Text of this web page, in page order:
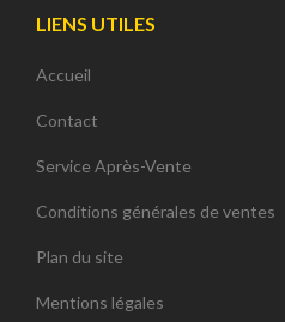
LIENS UTILES
Accueil
Contact
Service Après-Vente
Conditions générales de ventes
Plan du site
Mentions légales